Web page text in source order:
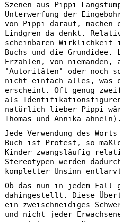
Szenen aus Pippi
Unterwerfung der
von Pippi darauf,
Lindgren da denkt.
scheinbaren Wirklichkeit
Buchs und die
Erzählen, von niemanden,
"Autoritäten" oder noch
nicht einfach alles, was
erscheint. Oft genug
als
natürlich lieber Pippi
Thomas und Annika ähneln).
Jede Verwendung des
Buch ist Protest, so
Kinder zwangsläufig
Stereotypen werden
kompletter Unsinn
Ob das nun in jedem
dahingestellt. Diese
ein zweischneidiges
und nicht jeder